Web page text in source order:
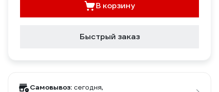
В корзину
Быстрый заказ
Самовывоз: сегодня,